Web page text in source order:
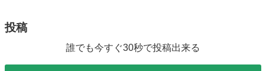
投稿
誰でも今すぐ30秒で投稿出来る